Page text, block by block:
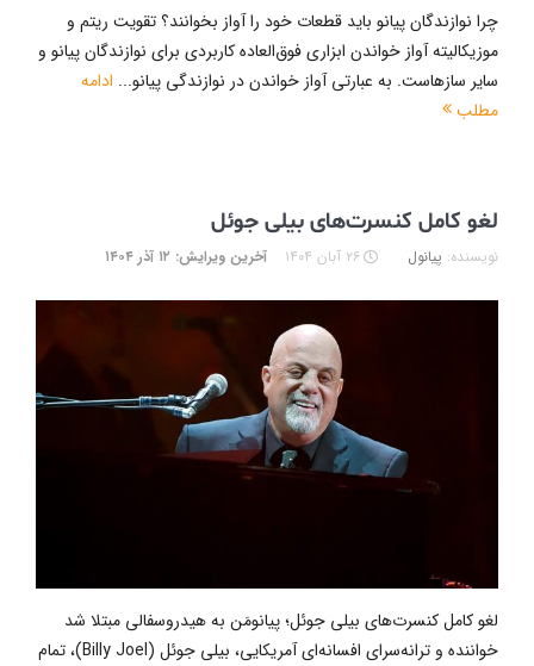
چرا نوازندگان پیانو باید قطعات خود را آواز بخوانند؟ تقویت ریتم و
موزیکالیته آواز خواندن ابزاری فوق‌العاده کاربردی برای نوازندگان پیانو و
سایر سازهاست. به عبارتی آواز خواندن در نوازندگی پیانو... ادامه
مطلب
لغو کامل کنسرت‌های بیلی جوئل
نویسنده: پیانول ۲۶ آبان ۱۴۰۴ آخرین ویرایش: ۱۲ آذر ۱۴۰۴
لغو کامل کنسرت‌های بیلی جوئل؛ پیانومَن به هیدروسفالی مبتلا شد
خواننده و ترانه‌سرای افسانه‌ای آمریکایی، بیلی جوئل (Billy Joel)، تمام